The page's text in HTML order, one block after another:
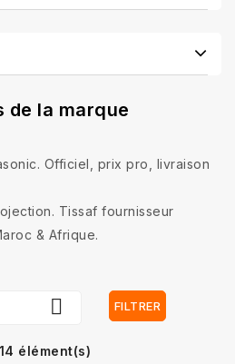
de la marque
Officiel, prix pro, livraison
Tissaf fournisseur
& Afrique.
 FILTRER
élément(s)